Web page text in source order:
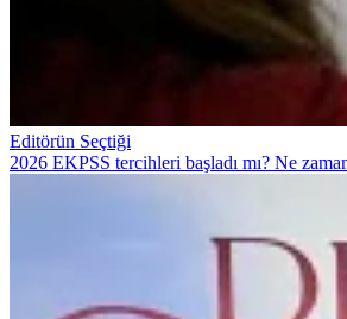
Editörün Seçtiği
2026 EKPSS tercihleri başladı mı? Ne